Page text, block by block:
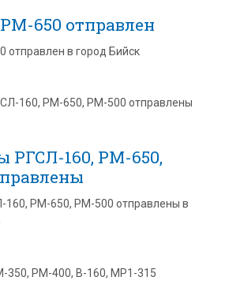
650 отправлен
отправлен в город Бийск
РГСЛ-160, РМ-650,
160, РМ-650, РМ-500 отправлены в